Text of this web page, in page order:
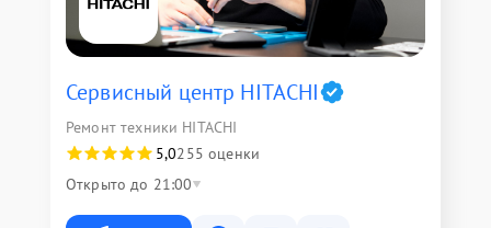
Сервисный центр HITACHI
Ремонт техники HITACHI
5,0255 оценки
Открыто до 21:00